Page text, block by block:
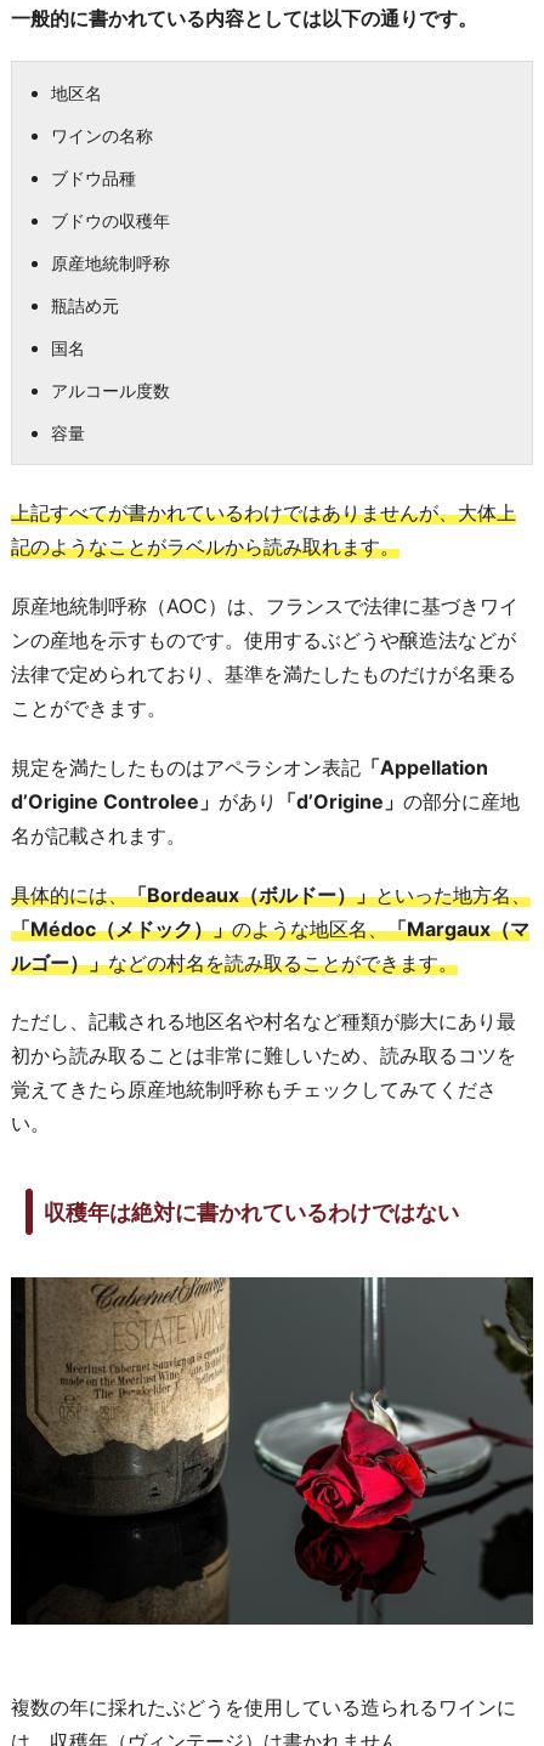
一般的に書かれている内容としては以下の通りです。
地区名
ワインの名称
ブドウ品種
ブドウの収穫年
原産地統制呼称
瓶詰め元
国名
アルコール度数
容量
上記すべてが書かれているわけではありませんが、大体上
記のようなことがラベルから読み取れます。
原産地統制呼称（AOC）は、フランスで法律に基づきワイ
ンの産地を示すものです。使用するぶどうや醸造法などが
法律で定められており、基準を満たしたものだけが名乗る
ことができます。
規定を満たしたものはアペラシオン表記 「Appellation
d’Origine Controlee」 があり 「d’Origine」 の部分に産地
名が記載されます。
具体的には、「Bordeaux（ボルドー）」といった地方名、
「Médoc（メドック）」のような地区名、「Margaux（マ
ルゴー）」などの村名を読み取ることができます。
ただし、記載される地区名や村名など種類が膨大にあり最
初から読み取ることは非常に難しいため、読み取るコツを
覚えてきたら原産地統制呼称もチェックしてみてくださ
い。
収穫年は絶対に書かれているわけではない
複数の年に採れたぶどうを使用している造られるワインに
は、収穫年（ヴィンテージ）は書かれません。